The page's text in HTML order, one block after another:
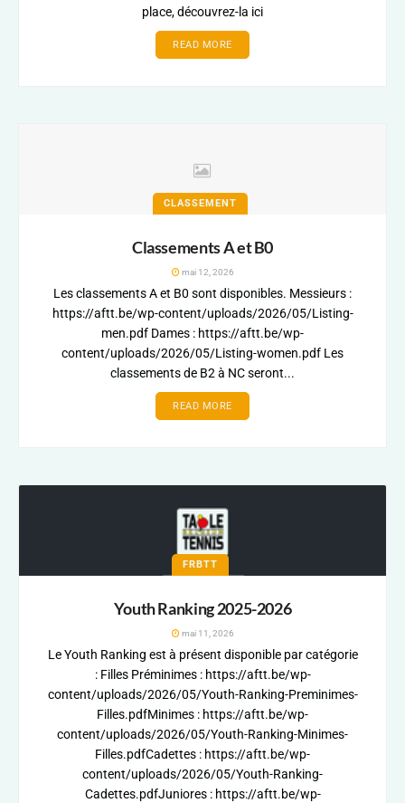
place, découvrez-la ici
READ MORE
CLASSEMENT
Classements A et B0
mai 12, 2026
Les classements A et B0 sont disponibles. Messieurs :
https://aftt.be/wp-content/uploads/2026/05/Listing-
men.pdf Dames : https://aftt.be/wp-
content/uploads/2026/05/Listing-women.pdf Les
classements de B2 à NC seront...
READ MORE
FRBTT
Youth Ranking 2025-2026
mai 11, 2026
Le Youth Ranking est à présent disponible par catégorie
: Filles Préminimes : https://aftt.be/wp-
content/uploads/2026/05/Youth-Ranking-Preminimes-
Filles.pdfMinimes : https://aftt.be/wp-
content/uploads/2026/05/Youth-Ranking-Minimes-
Filles.pdfCadettes : https://aftt.be/wp-
content/uploads/2026/05/Youth-Ranking-
Cadettes.pdfJuniores : https://aftt.be/wp-